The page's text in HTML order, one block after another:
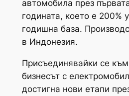
автомобила през
годината, което е 200%
годишна база.
в Индонезия.
Присъединявайки се
бизнесът с
достигна нови етапи